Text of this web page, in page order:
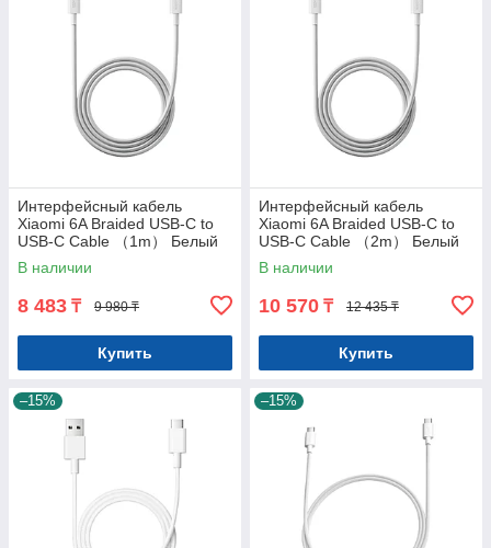
Интерфейсный кабель
Xiaomi 6A Braided USB-C to
USB-C Cable （1m） Белый
В наличии
8 483 ₸ 9 980 ₸
Купить
Интерфейсный кабель
Xiaomi 6A Braided USB-C to
USB-C Cable （2m） Белый
В наличии
10 570 ₸ 12 435 ₸
Купить
–15% –15%